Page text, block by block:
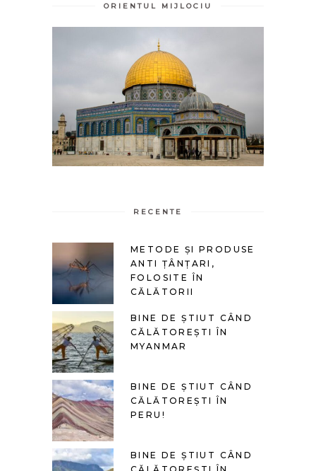
ORIENTUL MIJLOCIU
RECENTE
METODE ȘI PRODUSE
ANTI ȚÂNȚARI,
FOLOSITE ÎN
CĂLĂTORII
BINE DE ȘTIUT CÂND
CĂLĂTOREȘTI ÎN
MYANMAR
BINE DE ȘTIUT CÂND
CĂLĂTOREȘTI ÎN
PERU!
BINE DE ȘTIUT CÂND